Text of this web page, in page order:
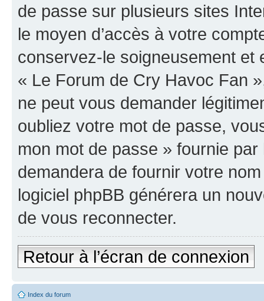
de passe sur plusieurs sites
le moyen d’accès à votre
conservez-le soigneusement et
« Le Forum de Cry Havoc Fan
ne peut vous demander
oubliez votre mot de passe,
mon mot de passe » fournie
demandera de fournir votre
logiciel phpBB générera un
de vous reconnecter.
Retour à l’écran de connexion
Index du forum